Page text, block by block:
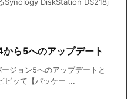
Synology DiskStation DS218j
ら5へのアップデート
ジョン5へのアップデートと
ビッて【パッケー ...